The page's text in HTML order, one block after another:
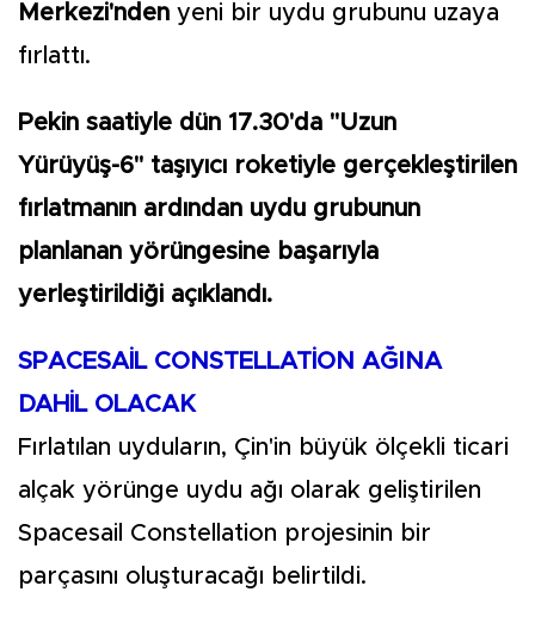
Merkezi'nden yeni bir uydu grubunu uzaya
fırlattı.
Pekin saatiyle dün 17.30'da "Uzun
Yürüyüş-6" taşıyıcı roketiyle gerçekleştirilen
fırlatmanın ardından uydu grubunun
planlanan yörüngesine başarıyla
yerleştirildiği açıklandı.
SPACESAİL CONSTELLATİON AĞINA
DAHİL OLACAK
Fırlatılan uyduların, Çin'in büyük ölçekli ticari
alçak yörünge uydu ağı olarak geliştirilen
Spacesail Constellation projesinin bir
parçasını oluşturacağı belirtildi.